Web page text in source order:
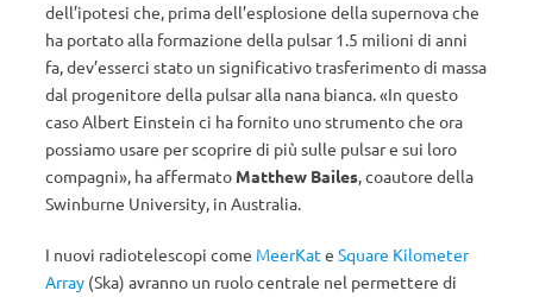
dell’ipotesi che, prima dell’esplosione della supernova che
ha portato alla formazione della pulsar 1.5 milioni di anni
fa, dev’esserci stato un significativo trasferimento di massa
dal progenitore della pulsar alla nana bianca. «In questo
caso Albert Einstein ci ha fornito uno strumento che ora
possiamo usare per scoprire di più sulle pulsar e sui loro
compagni», ha affermato Matthew Bailes, coautore della
Swinburne University, in Australia.
I nuovi radiotelescopi come MeerKat e Square Kilometer
Array (Ska) avranno un ruolo centrale nel permettere di